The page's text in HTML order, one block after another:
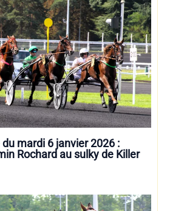
mardi 6 janvier 2026 :
Rochard au sulky de Killer